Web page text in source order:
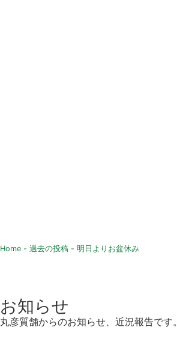
Home - 過去の投稿 - 明日よりお盆休み
お知らせ
丸彦質舗からのお知らせ、近況報告です。